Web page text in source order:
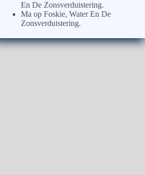
En De Zonsverduistering.
Ma opFoskie, Water En De
Zonsverduistering.